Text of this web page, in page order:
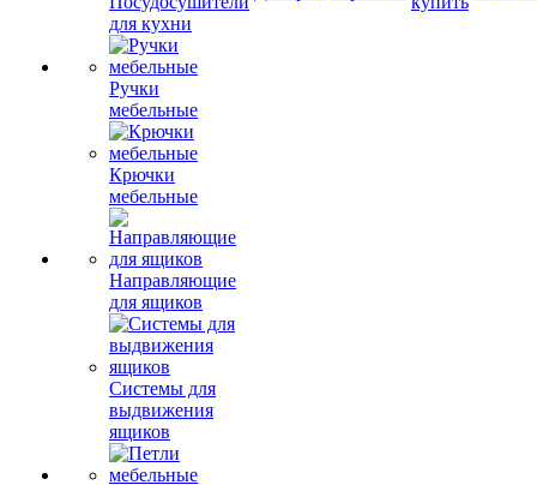
для кухни
Ручки
мебельные
Крючки
мебельные
Направляющие
для ящиков
Системы для
выдвижения
ящиков